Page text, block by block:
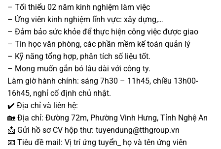
– Tối thiểu 02 năm kinh nghiệm làm việc
– Ứng viên kinh nghiệm lĩnh vực: xây dựng,…
– Đảm bảo sức khỏe để thực hiện công việc được giao
– Tin học văn phòng, các phần mềm kế toán quản lý
– Kỹ năng tổng hợp, phân tích số liệu tốt.
– Mong muốn gắn bó lâu dài với công ty.
Làm giờ hành chính: sáng 7h30 – 11h45, chiều 13h00-
16h45, nghỉ cố định chủ nhật.
✔️ Địa chỉ và liên hệ:
🏡 Địa chỉ: Đường 72m, Phường Vinh Hưng, Tỉnh Nghệ An
📩 Gửi hồ sơ CV hộp thư: tuyendung@tthgroup.vn
📧 Tiêu đề mail: Vị trí ứng tuyển_ họ và tên ứng viên